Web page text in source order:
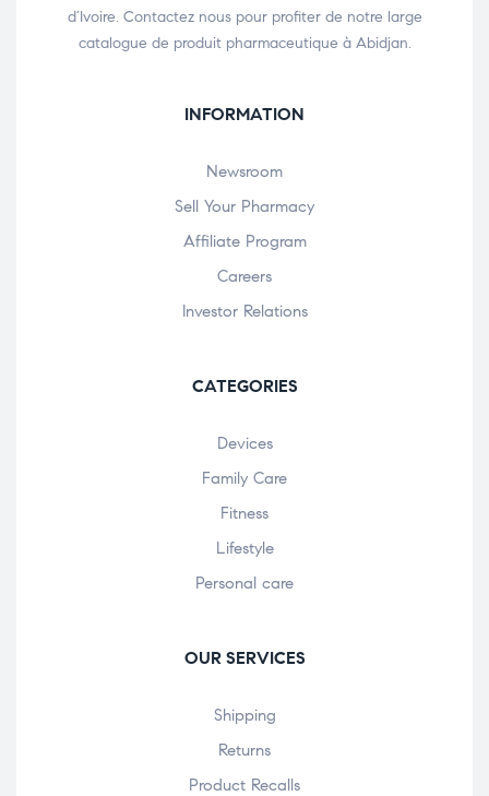
d’Ivoire. Contactez nous pour profiter de notre large
catalogue de produit pharmaceutique à Abidjan.
INFORMATION
Newsroom
Sell Your Pharmacy
Affiliate Program
Careers
Investor Relations
CATEGORIES
Devices
Family Care
Fitness
Lifestyle
Personal care
OUR SERVICES
Shipping
Returns
Product Recalls